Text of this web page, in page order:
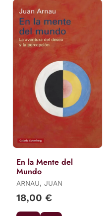
En la Mente del
Mundo
ARNAU, JUAN
18,00 €